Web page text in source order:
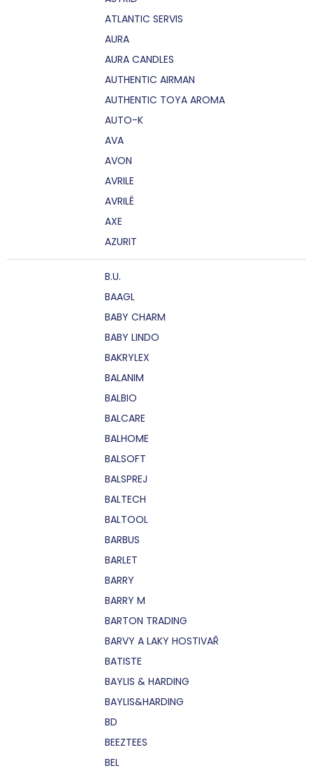
ATLANTIC SERVIS
AURA
AURA CANDLES
AUTHENTIC AIRMAN
AUTHENTIC TOYA AROMA
AUTO-K
AVA
AVON
AVRILE
AVRILÉ
AXE
AZURIT
B.U.
BAAGL
BABY CHARM
BABY LINDO
BAKRYLEX
BALANIM
BALBIO
BALCARE
BALHOME
BALSOFT
BALSPREJ
BALTECH
BALTOOL
BARBUS
BARLET
BARRY
BARRY M
BARTON TRADING
BARVY A LAKY HOSTIVAŘ
BATISTE
BAYLIS & HARDING
BAYLIS&HARDING
BD
BEEZTEES
BEL